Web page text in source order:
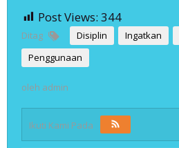
Post Views: 344
Ditag Disiplin Ingatkan
Penggunaan
oleh admin
Ikuti Kami Pada